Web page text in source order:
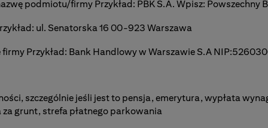
z dnia 3 maja 2012 r. w sprawie środków ograniczających w
podmiotu/firmy Przykład: PBK S.A. Wpisz: Powszechny
ul. Senatorska 16 00-923 Warszawa
Przykład: Bank Handlowy w Warszawie S.A
szczególnie jeśli jest to pensja, emerytura, wypłata
grunt, strefa płatnego parkowania